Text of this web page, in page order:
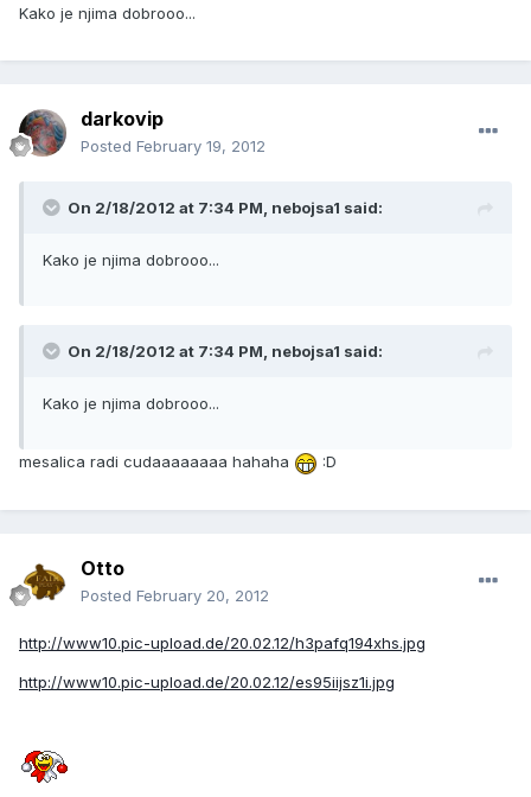
Kako je njima dobrooo...
darkovip
Posted February 19, 2012
On 2/18/2012 at 7:34 PM, nebojsa1 said:
Kako je njima dobrooo...
On 2/18/2012 at 7:34 PM, nebojsa1 said:
Kako je njima dobrooo...
mesalica radi cudaaaaaaaa hahaha :D
Otto
Posted February 20, 2012
http://www10.pic-upload.de/20.02.12/h3pafq194xhs.jpg
http://www10.pic-upload.de/20.02.12/es95iijsz1i.jpg